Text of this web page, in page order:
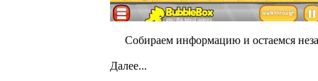
Собираем информацию и остаемся
Далее...